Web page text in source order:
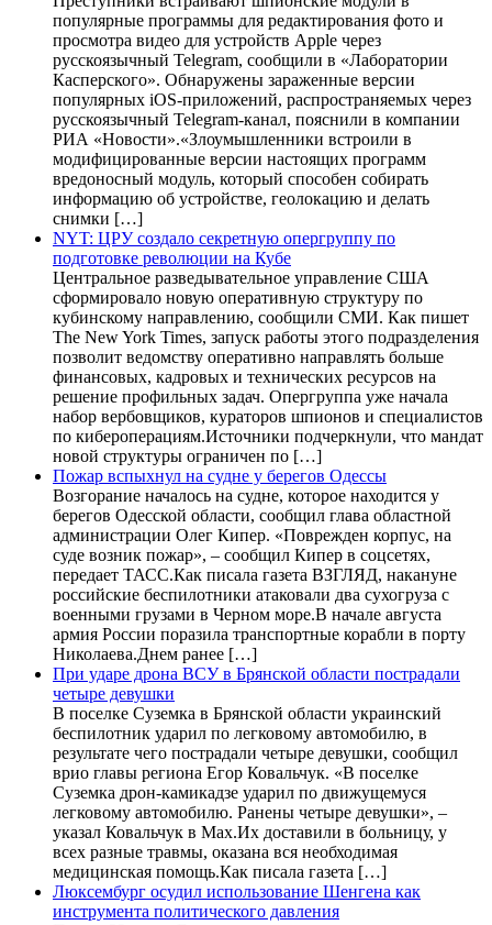
популярные программы для редактирования фото и
просмотра видео для устройств Apple через
русскоязычный Telegram, сообщили в «Лаборатории
Касперского». Обнаружены зараженные версии
популярных iOS-приложений, распространяемых через
русскоязычный Telegram-канал, пояснили в компании
РИА «Новости».«Злоумышленники встроили в
модифицированные версии настоящих программ
вредоносный модуль, который способен собирать
информацию об устройстве, геолокацию и делать
снимки […]
NYT: ЦРУ создало секретную опергруппу по
подготовке революции на Кубе
Центральное разведывательное управление США
сформировало новую оперативную структуру по
кубинскому направлению, сообщили СМИ. Как пишет
The New York Times, запуск работы этого подразделения
позволит ведомству оперативно направлять больше
финансовых, кадровых и технических ресурсов на
решение профильных задач. Опергруппа уже начала
набор вербовщиков, кураторов шпионов и специалистов
по кибероперациям.Источники подчеркнули, что мандат
новой структуры ограничен по […]
Пожар вспыхнул на судне у берегов Одессы
Возгорание началось на судне, которое находится у
берегов Одесской области, сообщил глава областной
администрации Олег Кипер. «Поврежден корпус, на
суде возник пожар», – сообщил Кипер в соцсетях,
передает ТАСС.Как писала газета ВЗГЛЯД, накануне
российские беспилотники атаковали два сухогруза с
военными грузами в Черном море.В начале августа
армия России поразила транспортные корабли в порту
Николаева.Днем ранее […]
При ударе дрона ВСУ в Брянской области пострадали
четыре девушки
В поселке Суземка в Брянской области украинский
беспилотник ударил по легковому автомобилю, в
результате чего пострадали четыре девушки, сообщил
врио главы региона Егор Ковальчук. «В поселке
Суземка дрон-камикадзе ударил по движущемуся
легковому автомобилю. Ранены четыре девушки», –
указал Ковальчук в Max.Их доставили в больницу, у
всех разные травмы, оказана вся необходимая
медицинская помощь.Как писала газета […]
Люксембург осудил использование Шенгена как
инструмента политического давления